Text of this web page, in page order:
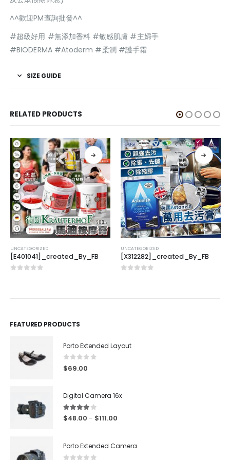
^^歡迎PM查詢批發^^
#超級好用 #無添加香料 #敏感肌膚 #主婦手
#BIODERMA #Atoderm #柔潤 #護手霜
SIZE GUIDE
RELATED PRODUCTS
UNCATEGORIZED
[E401041]_created_By_FB
UNCATEGORIZED
[X312282]_created_By_FB
FEATURED PRODUCTS
Porto Extended Layout
0 out of 5
$69.00
Digital Camera 16x
4.00out of 5
$48.00 – $111.00
Porto Extended Camera